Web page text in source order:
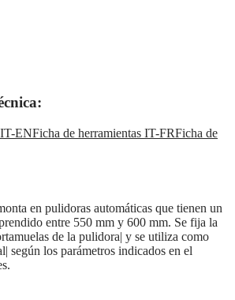
ENFicha de herramientas IT-FRFicha de
en pulidoras automáticas que tienen un
entre 550 mm y 600 mm. Se fija la
de la pulidora| y se utiliza como
según los parámetros indicados en el